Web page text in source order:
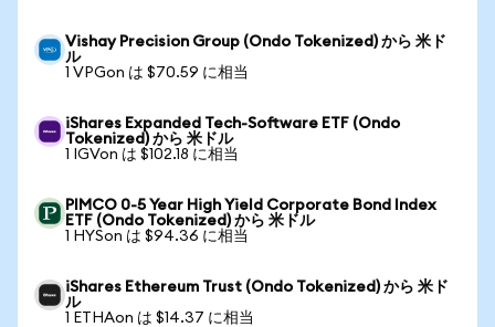
Vishay Precision Group (Ondo Tokenized) から 米ド
ル
1 VPGon は $70.59 に相当
iShares Expanded Tech-Software ETF (Ondo
Tokenized) から 米ドル
1 IGVon は $102.18 に相当
PIMCO 0-5 Year High Yield Corporate Bond Index
ETF (Ondo Tokenized) から 米ドル
1 HYSon は $94.36 に相当
iShares Ethereum Trust (Ondo Tokenized) から 米ド
ル
1 ETHAon は $14.37 に相当